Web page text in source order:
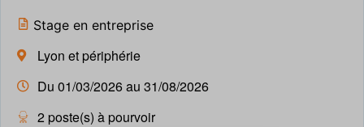
Stage en entreprise
Lyon et périphérie
Du 01/03/2026 au 31/08/2026
2 poste(s) à pourvoir